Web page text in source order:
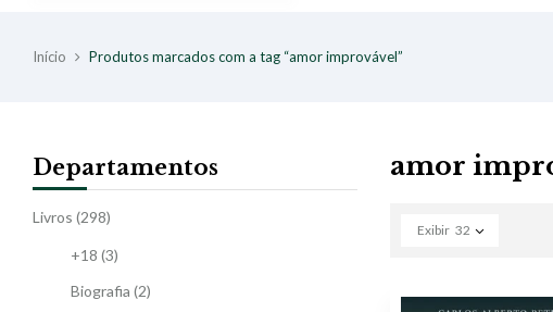
Início Produtos marcados com a tag “amor improvável”
Departamentos
Livros (298)
+18 (3)
Biografia (2)
amor
Exibir 32